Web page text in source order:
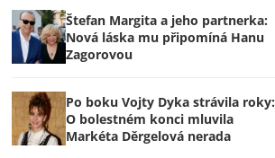
Štefan Margita a jeho partnerka:
Nová láska mu připomíná Hanu
Zagorovou
Po boku Vojty Dyka strávila roky:
O bolestném konci mluvila
Markéta Děrgelová nerada